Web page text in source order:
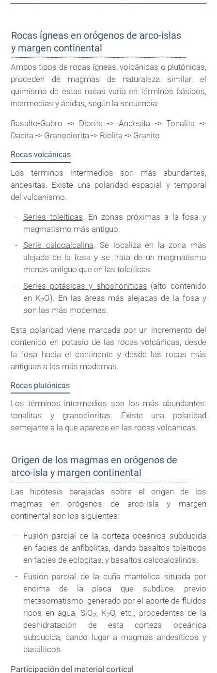
Rocas ígneas en orógenos de arco-islas
y margen continental
Ambos tipos de rocas ígneas, volcánicas o plutónicas,
proceden de magmas de naturaleza similar, el
quimismo de estas rocas varía en términos básicos,
intermedias y ácidas, según la secuencia:
Basalto-Gabro -> Diorita -> Andesita -> Tonalita ->
Dacita -> Granodiorita -> Riolita -> Granito
Rocas volcánicas
Los términos intermedios son más abundantes,
andesitas. Existe una polaridad espacial y temporal
del vulcanismo.
Series toleíticas. En zonas próximas a la fosa y
magmatismo más antiguo.
Serie calcoalcalina. Se localiza en la zona más
alejada de la fosa y se trata de un magmatismo
menos antiguo que en las toleíticas.
Series potásicas y shoshoníticas (alto contenido
en K2O). En las áreas más alejadas de la fosa y
son las más modernas.
Esta polaridad viene marcada por un incremento del
contenido en potasio de las rocas volcánicas, desde
la fosa hacia el continente y desde las rocas más
antiguas a las más modernas.
Rocas plutónicas
Los términos intermedios son los más abundantes:
tonalitas y granodioritas. Existe una polaridad
semejante a la que aparece en las rocas volcánicas.
Origen de los magmas en orógenos de
arco-isla y margen continental
Las hipótesis barajadas sobre el origen de los
magmas en orógenos de arco-isla y margen
continental son los siguientes:
Fusión parcial de la corteza oceánica subducida
en facies de anfibolitas, dando basaltos toleíticos
en facies de eclogitas, y basaltos calcoalcalinos.
Fusión parcial de la cuña mantélica situada por
encima de la placa que subduce, previo
metasomatismo, generado por el aporte de fluidos
ricos en agua, SiO2, K2O, etc., procedentes de la
deshidratación de esta corteza oceánica
subducida, dando lugar a magmas andesíticos y
basálticos.
Participación del material cortical